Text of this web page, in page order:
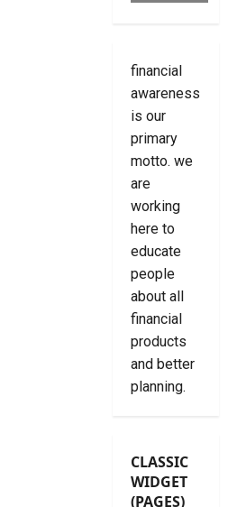
financial
awareness
is our
primary
motto. we
are
working
here to
educate
people
about all
financial
products
and better
planning.
CLASSIC
WIDGET
(PAGES)